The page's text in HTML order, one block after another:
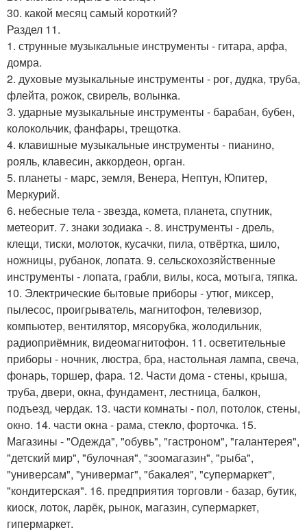
30. какой месяц самый короткий?
Раздел 11.
1. струнные музыкальные инструменты - гитара, арфа,
домра.
2. духовые музыкальные инструменты - рог, дудка, труба,
флейта, рожок, свирель, волынка.
3. ударные музыкальные инструменты - барабан, бубен,
колокольчик, фанфары, трещотка.
4. клавишные музыкальные инструменты - пианино,
рояль, клавесин, аккордеон, орган.
5. планеты - марс, земля, Венера, Нептун, Юпитер,
Меркурий.
6. небесные тела - звезда, комета, планета, спутник,
метеорит. 7. знаки зодиака -. 8. инструменты - дрель,
клещи, тиски, молоток, кусачки, пила, отвёртка, шило,
ножницы, рубанок, лопата. 9. сельскохозяйственные
инструменты - лопата, грабли, вилы, коса, мотыга, тяпка.
10. Электрические бытовые приборы - утюг, миксер,
пылесос, проигрыватель, магнитофон, телевизор,
компьютер, вентилятор, мясорубка, жолодильник,
радиоприёмник, видеомагнитофон. 11. осветительные
приборы - ночник, люстра, бра, настольная лампа, свеча,
фонарь, торшер, фара. 12. Части дома - стены, крыша,
труба, двери, окна, фундамент, лестница, балкон,
подъезд, чердак. 13. части комнаты - пол, потолок, стены,
окно. 14. части окна - рама, стекло, форточка. 15.
Магазины - "Одежда", "обувь", "гастроном", "галантерея",
"детский мир", "булочная", "зоомагазин", "рыба",
"универсам", "универмаг", "бакалея", "супермаркет",
"кондитерская". 16. предприятия торговли - базар, бутик,
киоск, лоток, ларёк, рынок, магазин, супермаркет,
гипермаркет.